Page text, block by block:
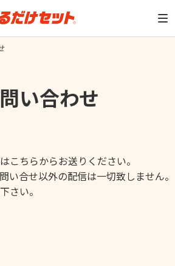
い合わせ
こちらからお送りください。
い合せ以外の配信は一切致しません。
さい。